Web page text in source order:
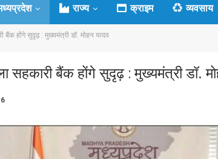
राज्य क्राइम व्यवसाय
होंगे सुदृढ़ : मुख्यमंत्री डॉ. मोहन यादव
बैंक होंगे सुदृढ़ : मुख्यमंत्री डॉ.